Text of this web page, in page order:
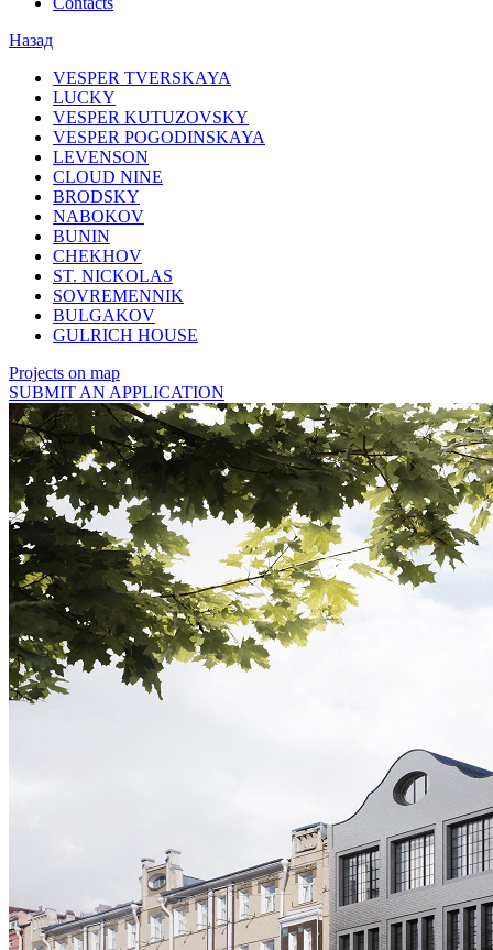
Назад
VESPER TVERSKAYA
LUCKY
VESPER KUTUZOVSKY
VESPER POGODINSKAYA
LEVENSON
CLOUD NINE
BRODSKY
NABOKOV
BUNIN
CHEKHOV
ST. NICKOLAS
SOVREMENNIK
BULGAKOV
GULRICH HOUSE
Projects on map
SUBMIT AN APPLICATION